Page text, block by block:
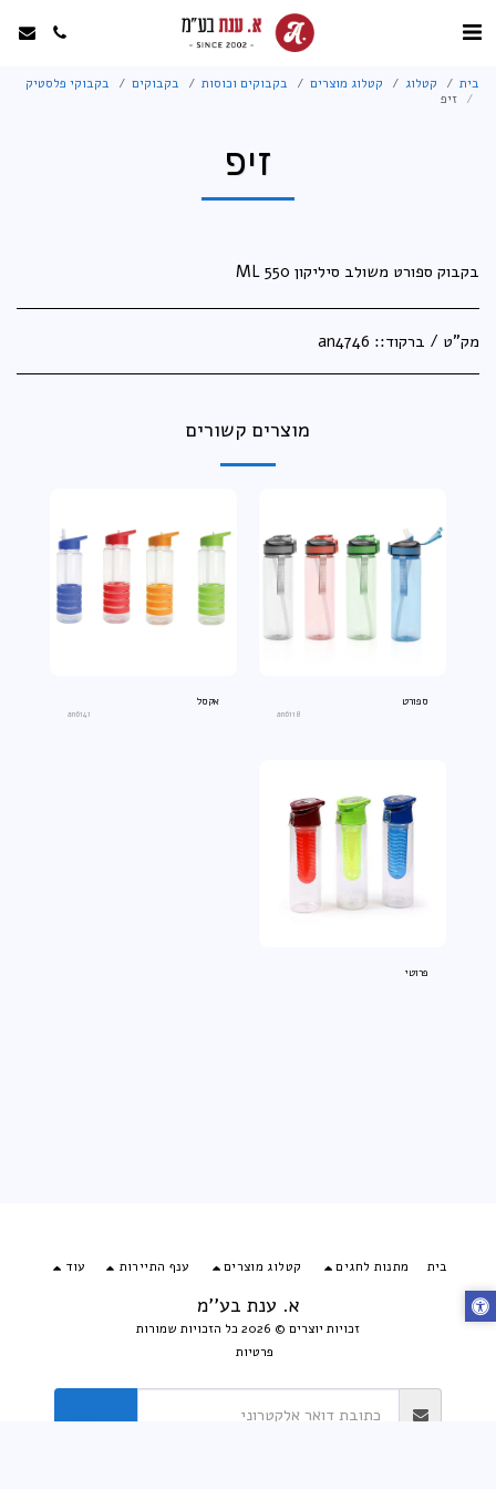
בית קטלוג קטלוג מוצרים בקבוקים וכוסות בקבוקים
בקבוקי פלסטיק
זיפ
זיפ
בקבוק ספורט משולב סיליקון 550 ML
מק"ט / ברקוד:: an4746
מוצרים קשורים
ספורט
an6118
אקסל
an6141
פרוטי
א. ענת בע''מ
זכויות יוצרים © 2026 כל הזכויות שמורות
פרטיות
בית מתנות לחגים קטלוג מוצרים ענף התיירות עוד